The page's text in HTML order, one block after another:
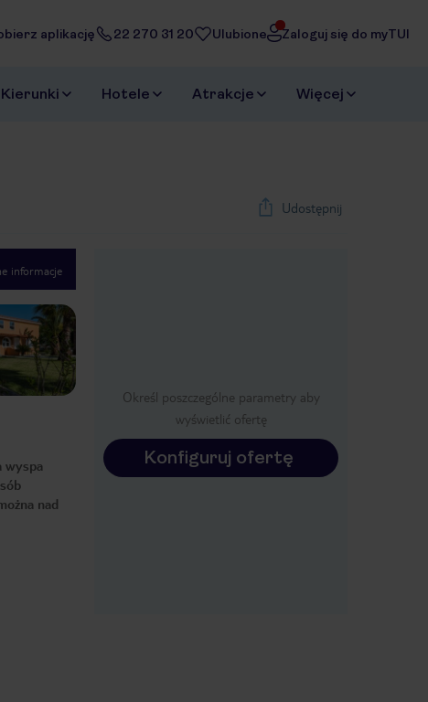
aplikację 22 270 31 20 Ulubione Zaloguj się do myTUI
Kierunki Hotele Atrakcje Więcej
Udostępnij
Określ poszczególne parametry aby
wyświetlić ofertę
Konfiguruj ofertę
informacje
Next slide
1 /10
wyspa
nad